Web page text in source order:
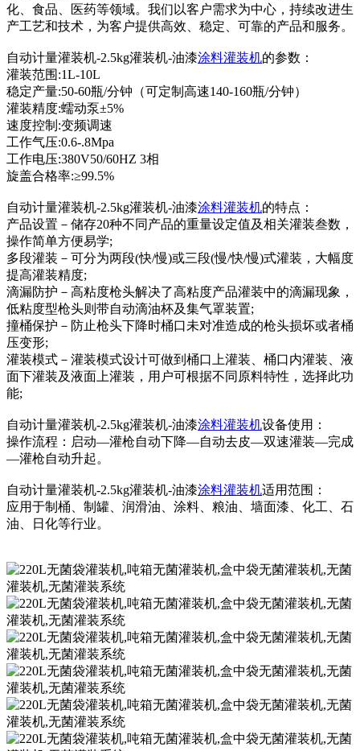
化、食品、医药等领域。我们以客户需求为中心，持续改进生
产工艺和技术，为客户提供高效、稳定、可靠的产品和服务。
自动计量灌装机-2.5kg灌装机-油漆涂料灌装机的参数：
灌装范围:1L-10L
稳定产量:50-60瓶/分钟（可定制高速140-160瓶/分钟）
灌装精度:蠕动泵±5%
速度控制:变频调速
工作气压:0.6-.8Mpa
工作电压:380V50/60HZ 3相
旋盖合格率:≥99.5%
自动计量灌装机-2.5kg灌装机-油漆涂料灌装机的特点：
产品设置－储存20种不同产品的重量设定值及相关灌装叁数，
操作简单方便易学;
多段灌装－可分为两段(快/慢)或三段(慢/快/慢)式灌装，大幅度
提高灌装精度;
滴漏防护－高粘度枪头解决了高粘度产品灌装中的滴漏现象，
低粘度型枪头则带自动滴油杯及集气罩装置;
撞桶保护－防止枪头下降时桶口未对准造成的枪头损坏或者桶
压变形;
灌装模式－灌装模式设计可做到桶口上灌装、桶口内灌装、液
面下灌装及液面上灌装，用户可根据不同原料特性，选择此功
能;
自动计量灌装机-2.5kg灌装机-油漆涂料灌装机设备使用：
操作流程：启动—灌枪自动下降—自动去皮—双速灌装—完成
—灌枪自动升起。
自动计量灌装机-2.5kg灌装机-油漆涂料灌装机适用范围：
应用于制桶、制罐、润滑油、涂料、粮油、墙面漆、化工、石
油、日化等行业。